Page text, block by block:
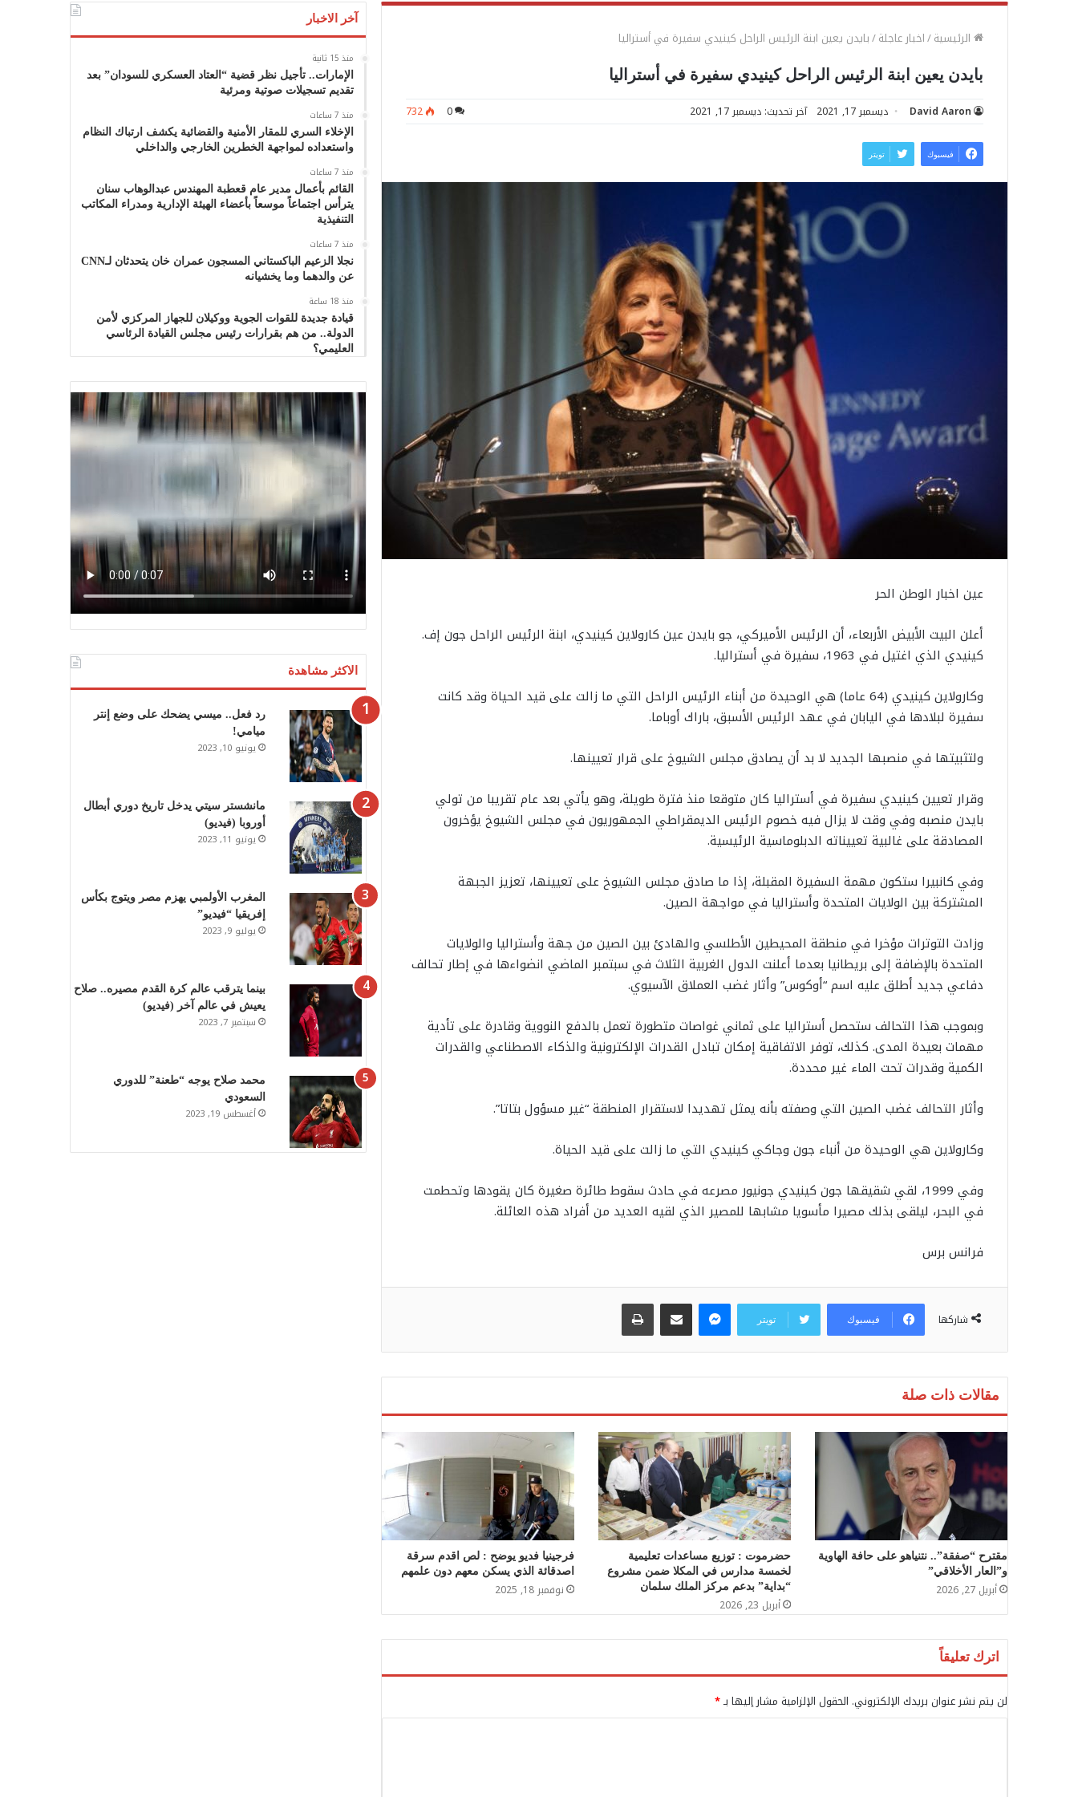
الرئيسية/اخبار عاجلة/بايدن يعين ابنة الرئيس الراحل كينيدي سفيرة في أستراليا
بايدن يعين ابنة الرئيس الراحل كينيدي سفيرة في أستراليا
David Aaron ديسمبر 17, 2021 آخر تحديث: ديسمبر 17, 2021 0
732
فيسبوك تويتر
عين اخبار الوطن الحر
أعلن البيت الأبيض الأربعاء، أن الرئيس الأميركي، جو بايدن عين كارولاين كينيدي، ابنة الرئيس الراحل جون إف.
كينيدي الذي اغتيل في 1963، سفيرة في أستراليا.
وكارولاين كينيدي (64 عاما) هي الوحيدة من أبناء الرئيس الراحل التي ما زالت على قيد الحياة وقد كانت
سفيرة لبلادها في اليابان في عهد الرئيس الأسبق، باراك أوباما.
ولتثبيتها في منصبها الجديد لا بد أن يصادق مجلس الشيوخ على قرار تعيينها.
وقرار تعيين كينيدي سفيرة في أستراليا كان متوقعا منذ فترة طويلة، وهو يأتي بعد عام تقريبا من تولي
بايدن منصبه وفي وقت لا يزال فيه خصوم الرئيس الديمقراطي الجمهوريون في مجلس الشيوخ يؤخرون
المصادقة على غالبية تعييناته الدبلوماسية الرئيسية.
وفي كانبيرا ستكون مهمة السفيرة المقبلة، إذا ما صادق مجلس الشيوخ على تعيينها، تعزيز الجبهة
المشتركة بين الولايات المتحدة وأستراليا في مواجهة الصين.
وزادت التوترات مؤخرا في منطقة المحيطين الأطلسي والهادئ بين الصين من جهة وأستراليا والولايات
المتحدة بالإضافة إلى بريطانيا بعدما أعلنت الدول الغربية الثلاث في سبتمبر الماضي انضواءها في إطار تحالف
دفاعي جديد أطلق عليه اسم “أوكوس” وأثار غضب العملاق الآسيوي.
وبموجب هذا التحالف ستحصل أستراليا على ثماني غواصات متطورة تعمل بالدفع النووية وقادرة على تأدية
مهمات بعيدة المدى. كذلك، توفر الاتفاقية إمكان تبادل القدرات الإلكترونية والذكاء الاصطناعي والقدرات
الكمية وقدرات تحت الماء غير محددة.
وأثار التحالف غضب الصين التي وصفته بأنه يمثل تهديدا لاستقرار المنطقة “غير مسؤول بتاتا”.
وكارولاين هي الوحيدة من أنباء جون وجاكي كينيدي التي ما زالت على قيد الحياة.
وفي 1999، لقي شقيقها جون كينيدي جونيور مصرعه في حادث سقوط طائرة صغيرة كان يقودها وتحطمت
في البحر، ليلقى بذلك مصيرا مأسويا مشابها للمصير الذي لقيه العديد من أفراد هذه العائلة.
فرانس برس
شاركها فيسبوك تويتر
مقالات ذات صلة
مقترح “صفقة”.. نتنياهو على حافة الهاوية
و”العار الأخلاقي”
أبريل 27, 2026
حضرموت : توزيع مساعدات تعليمية
لخمسة مدارس في المكلا ضمن مشروع
“بداية” بدعم مركز الملك سلمان
أبريل 23, 2026
فرجينيا فديو يوضح : لص اقدم سرقة
اصدقائة الذي يسكن معهم دون علمهم
نوفمبر 18, 2025
اترك تعليقاً
لن يتم نشر عنوان بريدك الإلكتروني. الحقول الإلزامية مشار إليها بـ*
آخر الاخبار
منذ 15 ثانية
الإمارات.. تأجيل نظر قضية “العتاد العسكري للسودان” بعد
تقديم تسجيلات صوتية ومرئية
منذ 7 ساعات
الإخلاء السري للمقار الأمنية والقضائية يكشف ارتباك النظام
واستعداده لمواجهة الخطرين الخارجي والداخلي
منذ 7 ساعات
القائم بأعمال مدير عام قعطبة المهندس عبدالوهاب سنان
يترأس اجتماعاً موسعاً بأعضاء الهيئة الإدارية ومدراء المكاتب
التنفيذية
منذ 7 ساعات
نجلا الزعيم الباكستاني المسجون عمران خان يتحدثان لـCNN
عن والدهما وما يخشيانه
منذ 18 ساعة
قيادة جديدة للقوات الجوية ووكيلان للجهاز المركزي لأمن
الدولة.. من هم بقرارات رئيس مجلس القيادة الرئاسي
العليمي؟
الاكثر مشاهدة
رد فعل.. ميسي يضحك على وضع إنتر
ميامي!
يونيو 10, 2023
مانشستر سيتي يدخل تاريخ دوري أبطال
أوروبا (فيديو)
يونيو 11, 2023
المغرب الأولمبي يهزم مصر ويتوج بكأس
إفريقيا “فيديو”
يوليو 9, 2023
بينما يترقب عالم كرة القدم مصيره.. صلاح
يعيش في عالم آخر (فيديو)
سبتمبر 7, 2023
محمد صلاح يوجه “طعنة” للدوري
السعودي
أغسطس 19, 2023